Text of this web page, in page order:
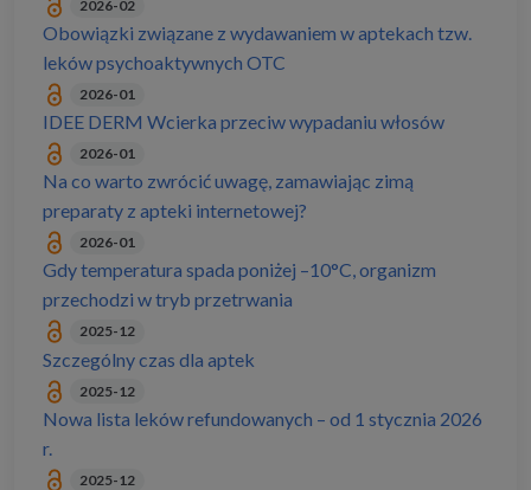
2026-02
Obowiązki związane z wydawaniem w aptekach tzw.
leków psychoaktywnych OTC
2026-01
IDEE DERM Wcierka przeciw wypadaniu włosów
2026-01
Na co warto zwrócić uwagę, zamawiając zimą
preparaty z apteki internetowej?
2026-01
Gdy temperatura spada poniżej –10°C, organizm
przechodzi w tryb przetrwania
2025-12
Szczególny czas dla aptek
2025-12
Nowa lista leków refundowanych – od 1 stycznia 2026
r.
2025-12